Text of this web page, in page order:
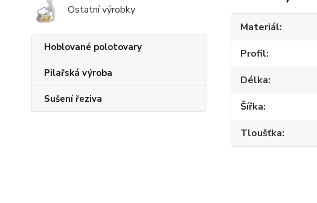
Ostatní výrobky
Hoblované polotovary
Pilařská výroba
Sušení řeziva
Materiál
Profil
Délka
Šířka
Tloušťka